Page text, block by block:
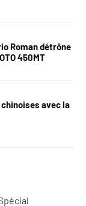
Roman détrône
450MT
avec la